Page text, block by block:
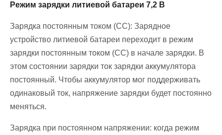
Режим зарядки литиевой батареи 7,2 В
Зарядка постоянным током (CC): Зарядное
устройство литиевой батареи переходит в режим
зарядки постоянным током (CC) в начале зарядки. В
этом состоянии зарядки ток зарядки аккумулятора
постоянный. Чтобы аккумулятор мог поддерживать
одинаковый ток, напряжение зарядки будет постоянно
меняться.
Зарядка при постоянном напряжении: когда режим